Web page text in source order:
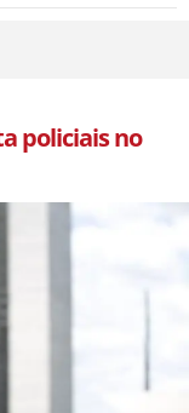
policiais no